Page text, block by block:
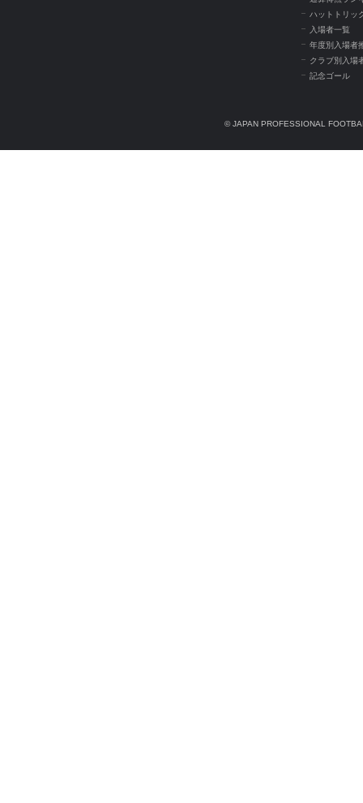
ハットトリッ
入場者一覧
年度別入場者
クラブ別入場
記念ゴール
© JAPAN PROFESSIONAL